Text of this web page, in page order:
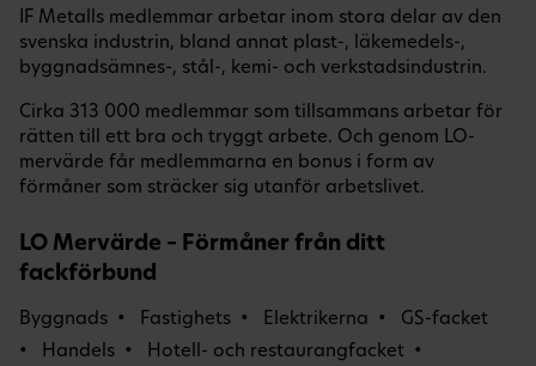
IF Metalls medlemmar arbetar inom stora delar av den
svenska industrin, bland annat plast-, läkemedels-,
byggnadsämnes-, stål-, kemi- och verkstadsindustrin.
Cirka 313 000 medlemmar som tillsammans arbetar för
rätten till ett bra och tryggt arbete. Och genom LO-
mervärde får medlemmarna en bonus i form av
förmåner som sträcker sig utanför arbetslivet.
LO Mervärde – Förmåner från ditt
fackförbund
Byggnads Fastighets Elektrikerna
GS-facket
Handels
Hotell- och restaurangfacket